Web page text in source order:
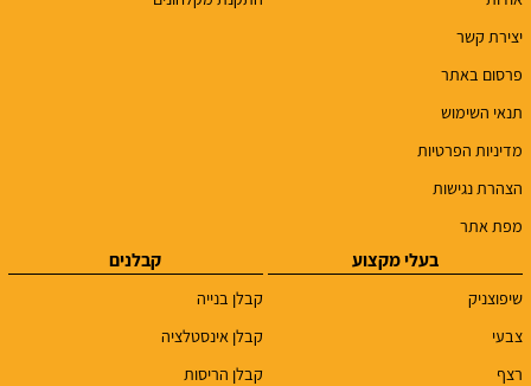
יצירת קשר
פרסום באתר
תנאי השימוש
מדיניות הפרטיות
הצהרת נגישות
מפת אתר
בעלי מקצוע
שיפוצניק
צבעי
רצף
קבלנים
קבלן בנייה
קבלן אינסטלציה
קבלן הריסות